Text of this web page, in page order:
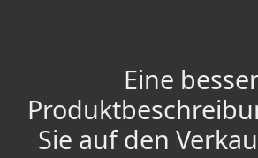
Eine
Sie auf den